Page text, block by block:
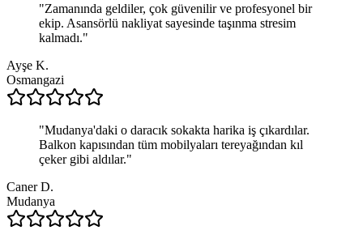
"Zamanında geldiler, çok güvenilir ve profesyonel bir
ekip. Asansörlü nakliyat sayesinde taşınma stresim
kalmadı."
Ayşe K.
Osmangazi
"Mudanya'daki o daracık sokakta harika iş çıkardılar.
Balkon kapısından tüm mobilyaları tereyağından kıl
çeker gibi aldılar."
Caner D.
Mudanya